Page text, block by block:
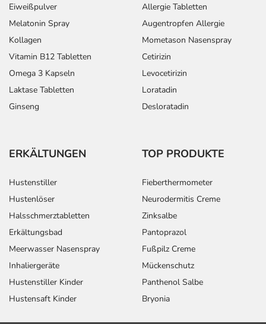
Eiweißpulver
Melatonin Spray
Kollagen
Vitamin B12 Tabletten
Omega 3 Kapseln
Laktase Tabletten
Ginseng
Allergie Tabletten
Augentropfen Allergie
Mometason Nasenspray
Cetirizin
Levocetirizin
Loratadin
Desloratadin
ERKÄLTUNGEN
Hustenstiller
Hustenlöser
Halsschmerztabletten
Erkältungsbad
Meerwasser Nasenspray
Inhaliergeräte
Hustenstiller Kinder
Hustensaft Kinder
TOP PRODUKTE
Fieberthermometer
Neurodermitis Creme
Zinksalbe
Pantoprazol
Fußpilz Creme
Mückenschutz
Panthenol Salbe
Bryonia